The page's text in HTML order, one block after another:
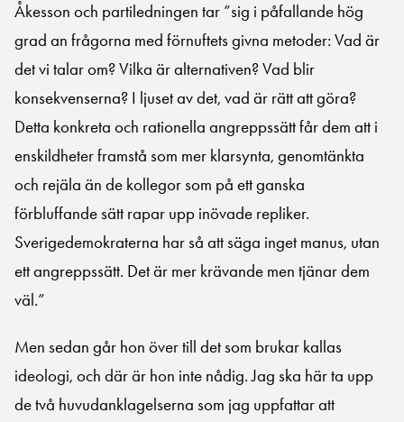
Åkesson och partiledningen tar ”sig i påfallande hög
grad an frågorna med förnuftets givna metoder: Vad är
det vi talar om? Vilka är alternativen? Vad blir
konsekvenserna? I ljuset av det, vad är rätt att göra?
Detta konkreta och rationella angreppssätt får dem att i
enskildheter framstå som mer klarsynta, genomtänkta
och rejäla än de kollegor som på ett ganska
förbluffande sätt rapar upp inövade repliker.
Sverigedemokraterna har så att säga inget manus, utan
ett angreppssätt. Det är mer krävande men tjänar dem
väl.”
Men sedan går hon över till det som brukar kallas
ideologi, och där är hon inte nådig. Jag ska här ta upp
de två huvudanklagelserna som jag uppfattar att